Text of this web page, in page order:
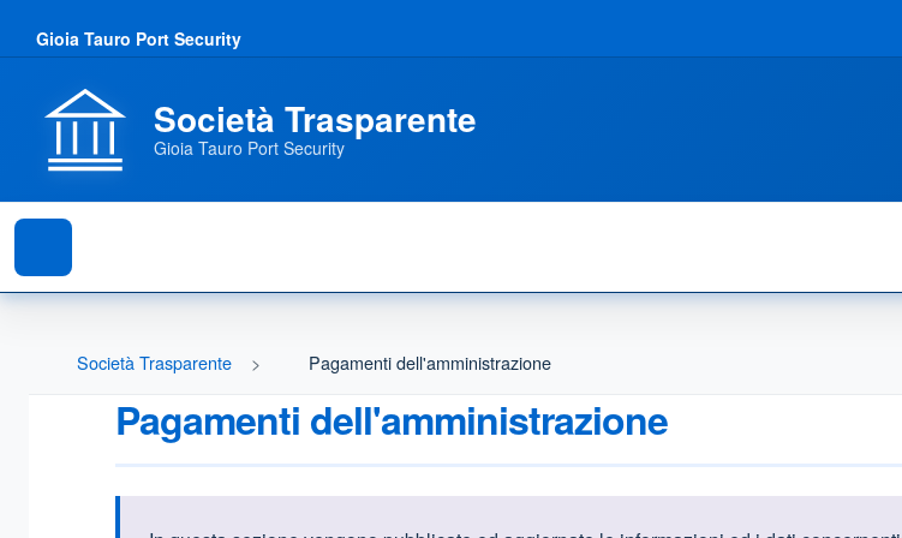
Gioia Tauro Port Security
Società Trasparente
Gioia Tauro Port Security
Società Trasparente Pagamenti dell'amministrazione
Pagamenti dell'amministrazione